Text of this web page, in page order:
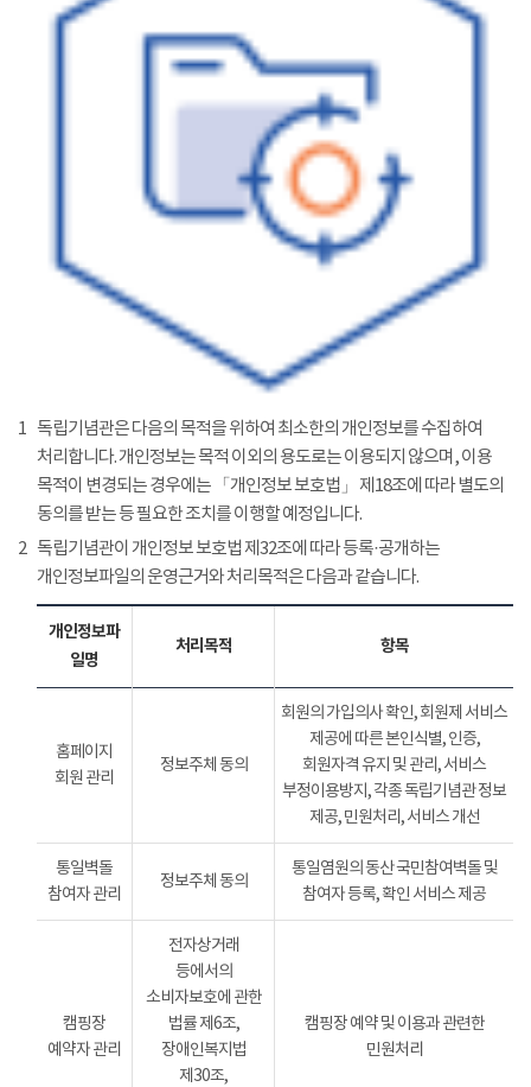
1 독립기념관은 다음의 목적을 위하여 최소한의 개인정보를 수집하여
처리합니다. 개인정보는 목적 이외의 용도로는 이용되지 않으며, 이용
목적이 변경되는 경우에는 「개인정보 보호법」 제18조에 따라 별도의
동의를 받는 등 필요한 조치를 이행할 예정입니다.
2 독립기념관이 개인정보 보호법 제32조에 따라 등록·공개하는
개인정보파일의 운영근거와 처리목적은 다음과 같습니다.
개인정보파
일명
처리목적 항목
홈페이지
회원 관리
정보주체 동의
회원의 가입의사 확인, 회원제 서비스
제공에 따른 본인식별, 인증,
회원자격 유지 및 관리, 서비스
부정이용방지, 각종 독립기념관 정보
제공, 민원처리, 서비스 개선
통일벽돌
참여자 관리
정보주체 동의
통일염원의 동산 국민참여벽돌 및
참여자 등록, 확인 서비스 제공
캠핑장
예약자 관리
전자상거래
등에서의
소비자보호에 관한
법률 제6조,
장애인복지법
제30조,
캠핑장 예약 및 이용과 관련한
민원처리